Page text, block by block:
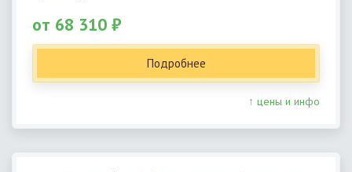
от 68 310 ₽
Подробнее
↑ цены и инфо